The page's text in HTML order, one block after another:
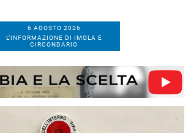
6 AGOSTO 2026
L’INFORMAZIONE DI IMOLA E
CIRCONDARIO